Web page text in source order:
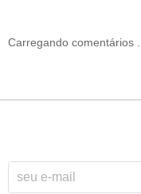
Carregando comentários ...